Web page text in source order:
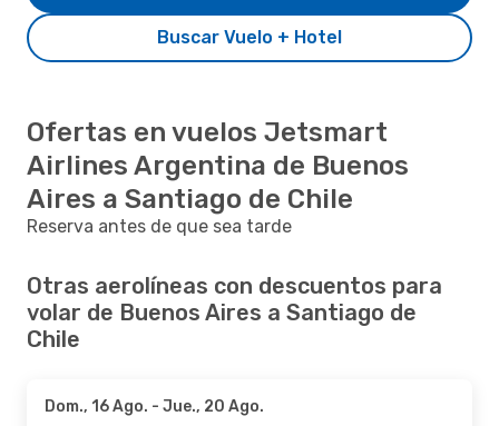
Buscar Vuelo + Hotel
Ofertas en vuelos Jetsmart
Airlines Argentina de Buenos
Aires a Santiago de Chile
Reserva antes de que sea tarde
Otras aerolíneas con descuentos para
volar de Buenos Aires a Santiago de
Chile
Dom., 16 Ago. - Jue., 20 Ago.